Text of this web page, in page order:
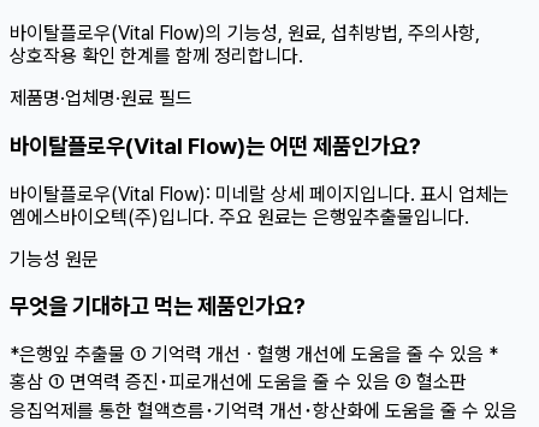
바이탈플로우(Vital Flow)의 기능성, 원료, 섭취방법, 주의사항,
상호작용 확인 한계를 함께 정리합니다.
제품명·업체명·원료 필드
바이탈플로우(Vital Flow)는 어떤 제품인가요?
바이탈플로우(Vital Flow): 미네랄 상세 페이지입니다. 표시 업체는
엠에스바이오텍(주)입니다. 주요 원료는 은행잎추출물입니다.
기능성 원문
무엇을 기대하고 먹는 제품인가요?
*은행잎 추출물 ① 기억력 개선ㆍ혈행 개선에 도움을 줄 수 있음 *
홍삼 ① 면역력 증진･피로개선에 도움을 줄 수 있음 ② 혈소판
응집억제를 통한 혈액흐름･기억력 개선･항산화에 도움을 줄 수 있음